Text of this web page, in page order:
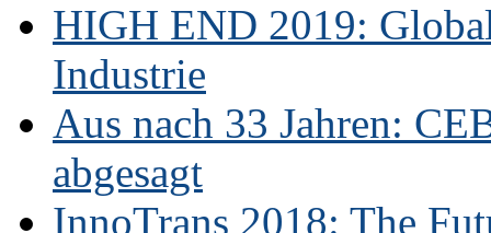
HIGH END 2019:
Industrie
Aus nach 33 Jahren:
abgesagt
InnoTrans 2018: The